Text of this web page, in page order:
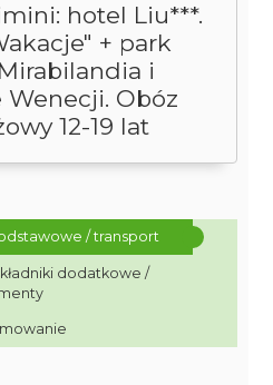
hotel Liu***.
+ park
i
Obóz
12-19 lat
/ transport
dodatkowe /